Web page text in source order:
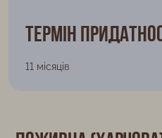
Термін
11 місяців